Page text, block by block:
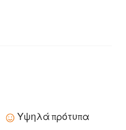
Υψηλά πρότυπα